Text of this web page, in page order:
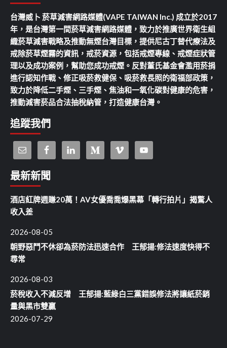
台灣威卜 菸草減害網路媒體(VAPE TAIWAN Inc.) 成立於2017
年，是台灣第一間菸草減害網路媒體，致力於推廣世界衛生組
織菸草減害戰略及推動無煙台灣目標，提供尼古丁替代療法及
戒除菸草煙霧的資訊，戒菸資源，包括戒煙專線、戒煙症狀管
理以及成功案例，幫助您成功戒煙。反對董氏基金會濫用菸捐
進行認知作戰、修正吸菸救健保、吸菸救長照的衛福部政策，
致力於降低二手煙、三手煙、焦油和一氧化碳對健康的危害，
推動減害菸品合法抽稅納管，打造健康台灣。
追蹤我們
最新新聞
酒店紅牌週賺20萬！AV女優喬喬爆黑幕「轉行拍片」揭驚人
收入差
2026-08-05
朝野惡鬥不休卻為菸防法迅速合作 王郁揚:修法速度快得不
尋常
2026-08-03
菸稅收入不減反增 王郁揚:藍綠白三黨錯誤修法將讓紙菸銷
量與黑市雙贏
2026-07-29